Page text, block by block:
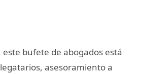
bufete de abogados está
asesoramiento a